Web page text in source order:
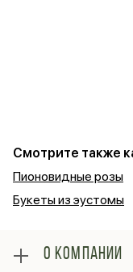
Смотрите также
Пионовидные розы
Букеты из эустомы
О КОМПАНИИ